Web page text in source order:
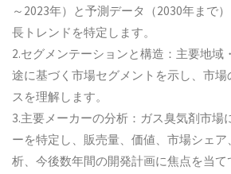
～2023年）と予測データ（2030年まで
長トレンドを特定します。
2.セグメンテーションと構造：主要地域
途に基づく市場セグメントを示し、市場
スを理解します。
3.主要メーカーの分析：ガス臭気剤市場
ーを特定し、販売量、価値、市場シェア
析、今後数年間の開発計画に焦点を当て